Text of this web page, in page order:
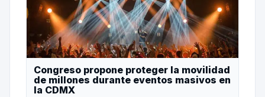
Congreso propone proteger la movilidad
de millones durante eventos masivos en
la CDMX